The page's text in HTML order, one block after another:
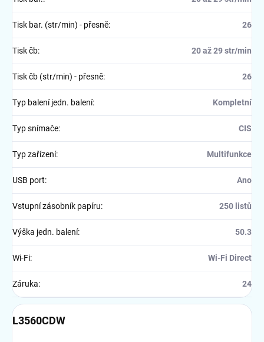
Tisk bar. (str/min) - přesně: 26
Tisk čb: 20 až 29 str/min
Tisk čb (str/min) - přesně: 26
Typ balení jedn. balení: Kompletní
Typ snímače: CIS
Typ zařízení: Multifunkce
USB port: Ano
Vstupní zásobník papíru: 250 listů
Výška jedn. balení: 50.3
Wi-Fi: Wi-Fi Direct
Záruka: 24
L3560CDW